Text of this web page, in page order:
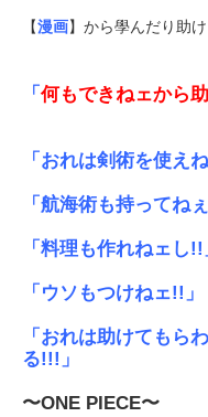
【漫画】から學んだり助
「 何もできねェから
「おれは剣術を使え
「航海術も持ってね
「料理も作れねェし!!
「ウソもつけねェ!!」
「おれは助けてもら
る!!!」
〜ONE PIECE〜